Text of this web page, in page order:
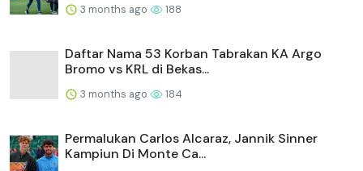
3 months ago 188
Daftar Nama 53 Korban Tabrakan KA Argo
Bromo vs KRL di Bekas...
3 months ago 184
Permalukan Carlos Alcaraz, Jannik Sinner
Kampiun Di Monte Ca...